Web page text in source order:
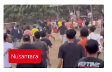
Nusantara